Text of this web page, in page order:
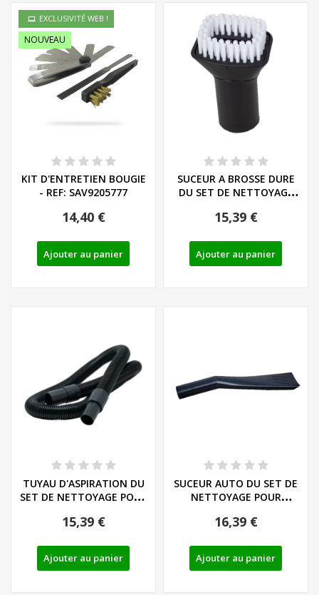
EXCLUSIVITÉ WEB !
NOUVEAU
KIT D'ENTRETIEN BOUGIE
- REF: SAV9205777
14,40 €
Ajouter au panier
SUCEUR A BROSSE DURE
DU SET DE NETTOYAGE
15,39 €
Ajouter au panier
TUYAU D'ASPIRATION DU
SET DE NETTOYAGE POUR
15,39 €
Ajouter au panier
SUCEUR AUTO DU SET DE
NETTOYAGE POUR
16,39 €
Ajouter au panier